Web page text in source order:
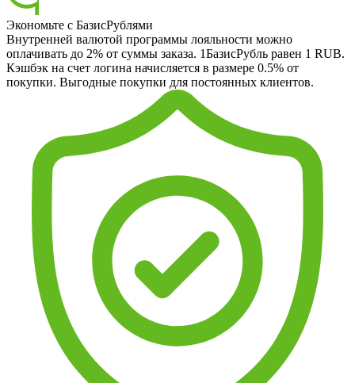
Экономьте с БазисРублями
Внутренней валютой программы лояльности можно
оплачивать до 2% от суммы заказа. 1БазисРубль равен 1 RUB.
Кэшбэк на счет логина начисляется в размере 0.5% от
покупки. Выгодные покупки для постоянных клиентов.